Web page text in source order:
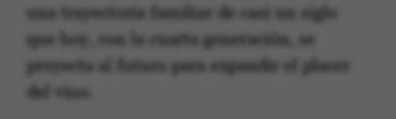
una trayectoria familiar de casi un siglo
que hoy, con la cuarta generación, se
proyecta al futuro para expandir el placer
del vino.